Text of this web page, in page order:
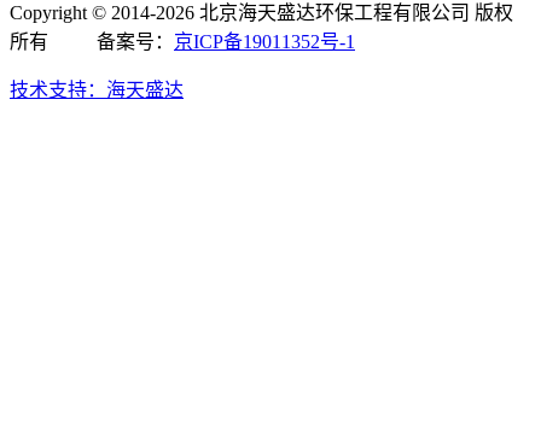
Copyright © 2014-2026 北京海天盛达环保工程有限公司 版权
所有 备案号： 京ICP备19011352号-1
技术支持：海天盛达